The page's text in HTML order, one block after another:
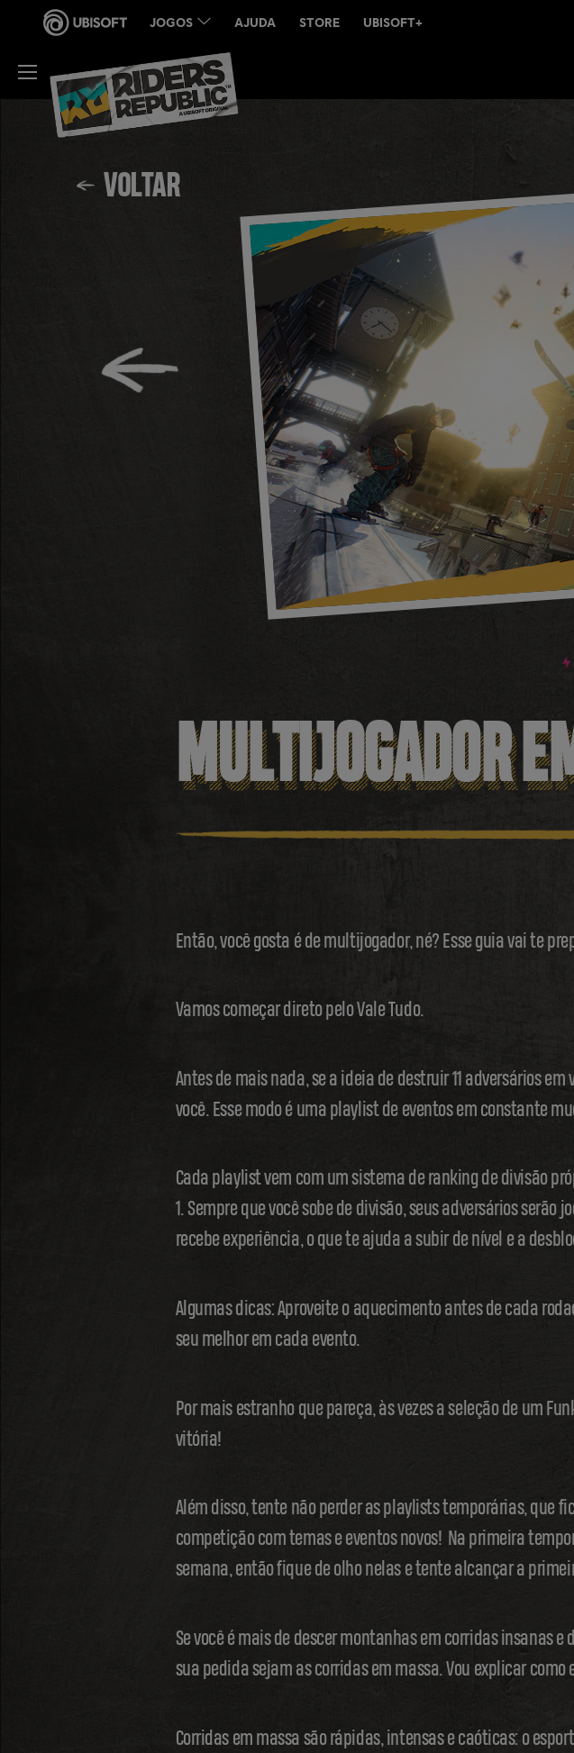
VOLTAR
MULTIJOGADOR
Então, você gosta é de multijogador, né? Esse guia vai te
Vamos começar direto pelo Vale Tudo.
Antes de mais nada, se a ideia de destruir 11 adversários
você. Esse modo é uma playlist de eventos em constante
Cada playlist vem com um sistema de ranking de divisão
1. Sempre que você sobe de divisão, seus adversários serão
recebe experiência, o que te ajuda a subir de nível e a
Algumas dicas: Aproveite o aquecimento antes de cada
seu melhor em cada evento.
Por mais estranho que pareça, às vezes a seleção de um
vitória!
Além disso, tente não perder as playlists temporárias, que
competição com temas e eventos novos! Na primeira
semana, então fique de olho nelas e tente alcançar a
Se você é mais de descer montanhas em corridas insanas
sua pedida sejam as corridas em massa. Vou explicar como
Corridas em massa são rápidas, intensas e caóticas: o